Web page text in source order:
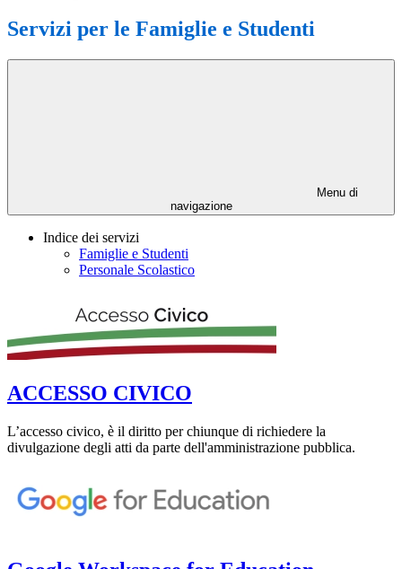
Servizi per le Famiglie e Studenti
Menu di
navigazione
Indice dei servizi
Famiglie e Studenti
Personale Scolastico
ACCESSO CIVICO
L’accesso civico, è il diritto per chiunque di richiedere la
divulgazione degli atti da parte dell'amministrazione pubblica.